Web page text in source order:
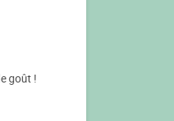
goût !